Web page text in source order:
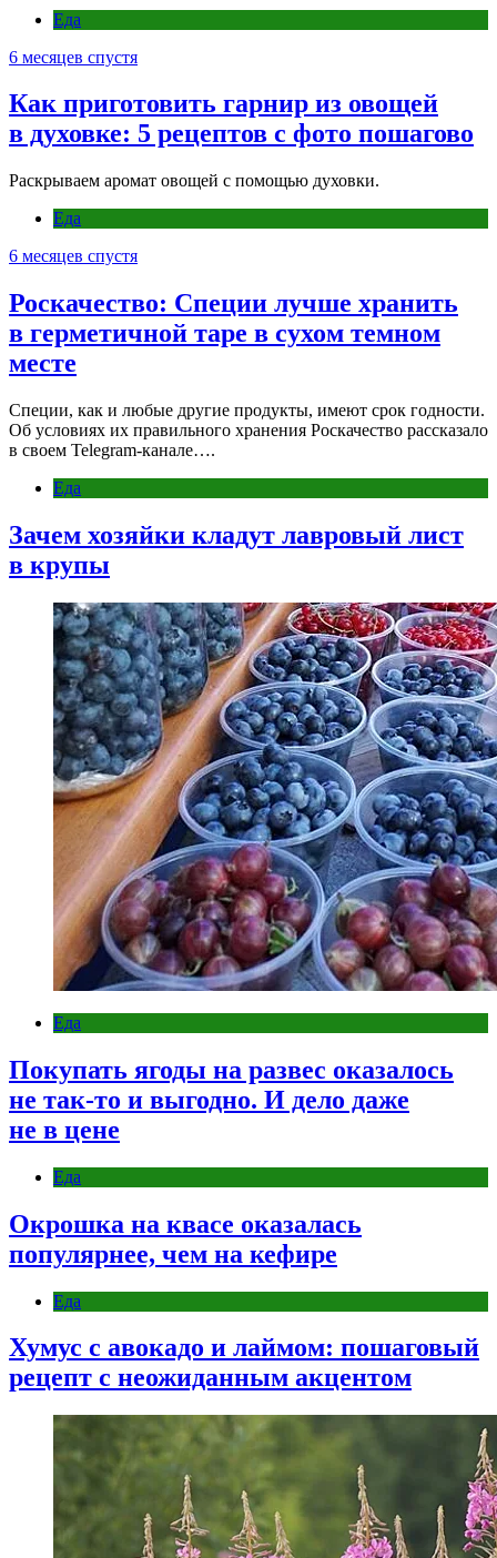
Еда
6 месяцев спустя
Как приготовить гарнир из овощей
в духовке: 5 рецептов с фото пошагово
Раскрываем аромат овощей с помощью духовки.
Еда
6 месяцев спустя
Роскачество: Специи лучше хранить
в герметичной таре в сухом темном
месте
Специи, как и любые другие продукты, имеют срок годности.
Об условиях их правильного хранения Роскачество рассказало
в своем Telegram-канале….
Еда
Зачем хозяйки кладут лавровый лист
в крупы
Еда
Покупать ягоды на развес оказалось
не так-то и выгодно. И дело даже
не в цене
Еда
Окрошка на квасе оказалась
популярнее, чем на кефире
Еда
Хумус с авокадо и лаймом: пошаговый
рецепт с неожиданным акцентом